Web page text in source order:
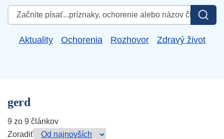
Hľadať:
Aktuality Ochorenia Rozhovor Zdravý život
gerd
9 zo 9 článkov
Zoradiť